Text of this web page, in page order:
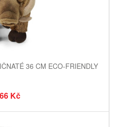
36 CM ECO-FRIENDLY
Kč